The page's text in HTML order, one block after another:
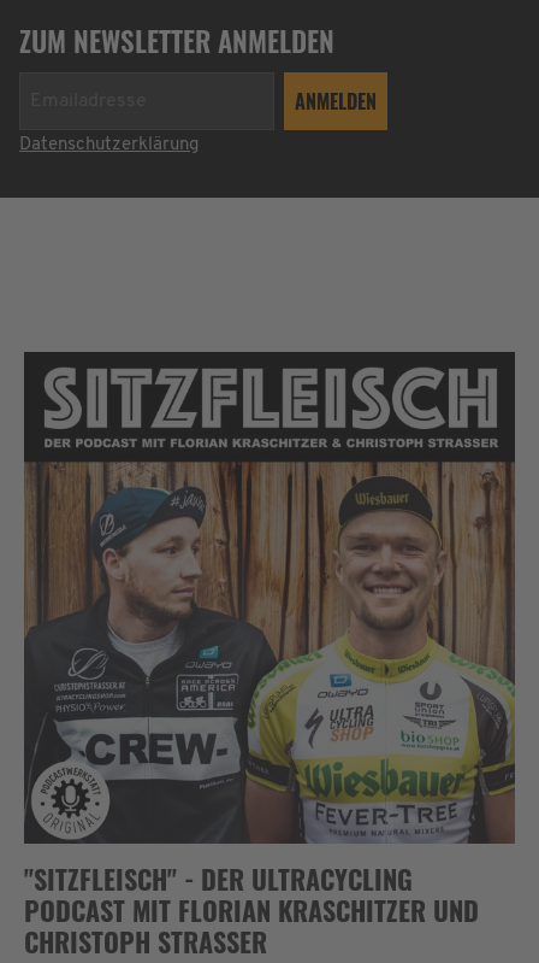
ZUM NEWSLETTER ANMELDEN
Datenschutzerklärung
"SITZFLEISCH" - DER ULTRACYCLING
PODCAST MIT FLORIAN KRASCHITZER UND
CHRISTOPH STRASSER